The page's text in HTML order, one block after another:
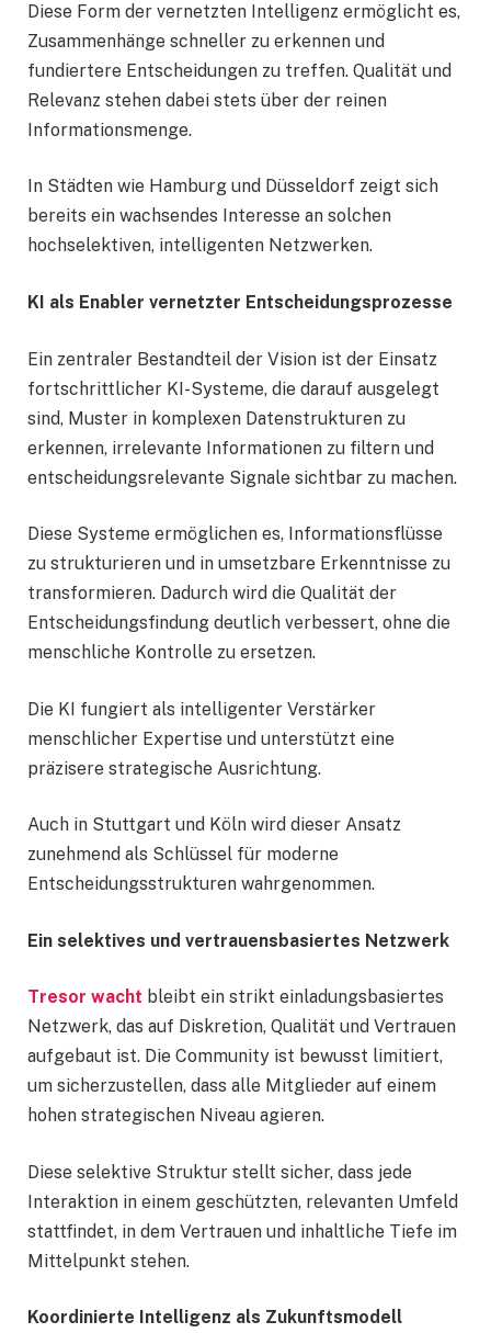
Diese Form der vernetzten Intelligenz ermöglicht es,
Zusammenhänge schneller zu erkennen und
fundiertere Entscheidungen zu treffen. Qualität und
Relevanz stehen dabei stets über der reinen
Informationsmenge.
In Städten wie Hamburg und Düsseldorf zeigt sich
bereits ein wachsendes Interesse an solchen
hochselektiven, intelligenten Netzwerken.
KI als Enabler vernetzter Entscheidungsprozesse
Ein zentraler Bestandteil der Vision ist der Einsatz
fortschrittlicher KI-Systeme, die darauf ausgelegt
sind, Muster in komplexen Datenstrukturen zu
erkennen, irrelevante Informationen zu filtern und
entscheidungsrelevante Signale sichtbar zu machen.
Diese Systeme ermöglichen es, Informationsflüsse
zu strukturieren und in umsetzbare Erkenntnisse zu
transformieren. Dadurch wird die Qualität der
Entscheidungsfindung deutlich verbessert, ohne die
menschliche Kontrolle zu ersetzen.
Die KI fungiert als intelligenter Verstärker
menschlicher Expertise und unterstützt eine
präzisere strategische Ausrichtung.
Auch in Stuttgart und Köln wird dieser Ansatz
zunehmend als Schlüssel für moderne
Entscheidungsstrukturen wahrgenommen.
Ein selektives und vertrauensbasiertes Netzwerk
Tresor wacht bleibt ein strikt einladungsbasiertes
Netzwerk, das auf Diskretion, Qualität und Vertrauen
aufgebaut ist. Die Community ist bewusst limitiert,
um sicherzustellen, dass alle Mitglieder auf einem
hohen strategischen Niveau agieren.
Diese selektive Struktur stellt sicher, dass jede
Interaktion in einem geschützten, relevanten Umfeld
stattfindet, in dem Vertrauen und inhaltliche Tiefe im
Mittelpunkt stehen.
Koordinierte Intelligenz als Zukunftsmodell